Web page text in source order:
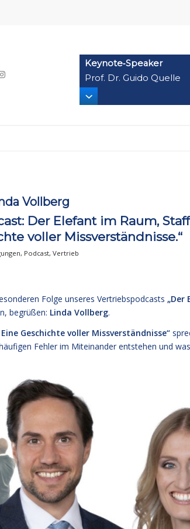
Keynote‑Speaker
Prof. Dr. Guido Quelle
Vollberg
Der Elefant im Raum,
voller Missverständnisse.“
, Podcast, Vertrieb
Folge unseres Vertriebspodcasts „Der
begrüßen: Linda Vollberg.
Geschichte voller Missverständnisse“
Fehler im Miteinander entstehen und